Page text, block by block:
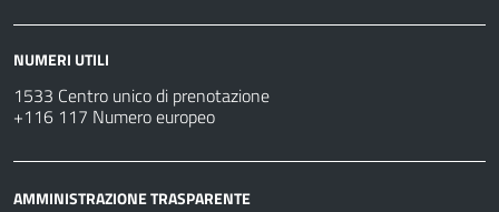
NUMERI UTILI
1533 Centro unico di prenotazione
+116 117 Numero europeo
AMMINISTRAZIONE TRASPARENTE